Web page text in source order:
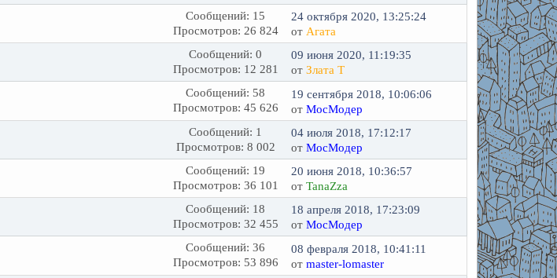
Сообщений: 15
Просмотров: 26 824
24 октября 2020, 13:25:24
от Агата
Сообщений: 0
Просмотров: 12 281
09 июня 2020, 11:19:35
отЗлата Т
Сообщений: 58
Просмотров: 45 626
19 сентября 2018, 10:06:06
отМосМодер
Сообщений: 1
Просмотров: 8 002
04 июля 2018, 17:12:17
отМосМодер
Сообщений: 19
Просмотров: 36 101
20 июня 2018, 10:36:57
отTanaZza
Сообщений: 18
Просмотров: 32 455
18 апреля 2018, 17:23:09
отМосМодер
Сообщений: 36
Просмотров: 53 896
08 февраля 2018, 10:41:11
отmaster-lomaster